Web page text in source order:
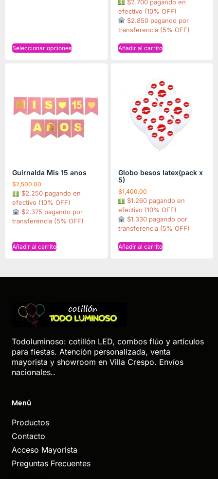
Seleccionar opciones
$2.700 pagando en
efectivo (10% OFF)
$2.850 pagando por
transferencia (5% OFF)
Añadir al carrito
Guirnalda Mis 15 anos
$2,500.00
$2.250 pagando en
efectivo (10% OFF)
$2.375 pagando por
transferencia (5% OFF)
Añadir al carrito
Globo besos latex(pack x
5)
$1,400.00
$1.260 pagando en
efectivo (10% OFF)
$1.330 pagando por
transferencia (5% OFF)
Añadir al carrito
Todoluminoso: cotillón LED, combos flúo y artículos
para fiestas. Atención personalizada, venta
mayorista y showroom en Villa Crespo. Envíos
nacionales..
Menú
Productos
Contacto
Acceso Mayorista
Preguntas Frecuentes